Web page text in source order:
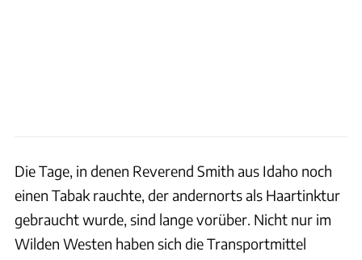
Die Tage, in denen Reverend Smith aus Idaho noch
einen Tabak rauchte, der andernorts als Haartinktur
gebraucht wurde, sind lange vorüber. Nicht nur im
Wilden Westen haben sich die Transportmittel